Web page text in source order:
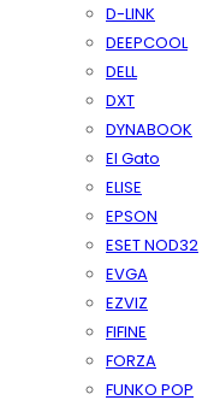
D-LINK
DEEPCOOL
DELL
DXT
DYNABOOK
El Gato
ELISE
EPSON
ESET NOD32
EVGA
EZVIZ
FIFINE
FORZA
FUNKO POP